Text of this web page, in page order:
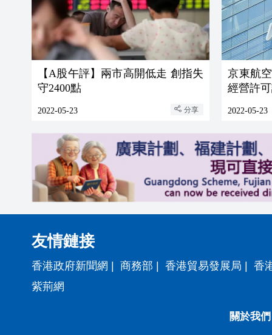
【A股午評】兩市高開低走 創指失
守2400點
2022-05-23 分享
京東航
經營許
2022-05-23
友情鏈接
香港政府新聞網 | 商務部 | 香港貿易發展局 | 香
紫荊網
關於我們